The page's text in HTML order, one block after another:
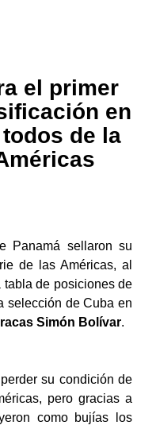
el primer
en
de la
Panamá sellaron su
de las Américas, al
tabla de posiciones de
selección de Cuba en
Simón Bolívar.
su condición de
pero gracias a
como bujías los